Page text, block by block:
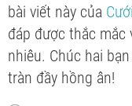
bài viết này của
đáp được thắc
nhiêu. Chúc hai
tràn đầy hồng ân!